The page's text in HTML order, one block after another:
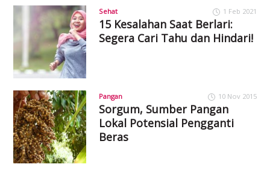
Sehat 1 Feb 2021
15 Kesalahan Saat Berlari:
Segera Cari Tahu dan Hindari!
Pangan 10 Nov 2015
Sorgum, Sumber Pangan
Lokal Potensial Pengganti
Beras